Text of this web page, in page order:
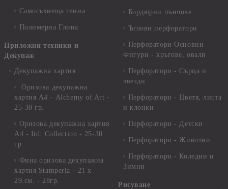
Самосъхнеща глина
Полимерна Глина
Приложни техники и
Декупаж
Декупажна хартия
Оризова декупажна
хартия А4 - Alchemy of Art -
25-30 гр.
Оризова декупажна хартия
А4 - Itd. Collection - 25-30
гр.
Фина оризова декупажна
хартия Stamperia - 21 х
29.см. - 28гр.
Бордюрни пънчове
Ъглови перфоратори
Перфоратори Основни
Фигури - кръгове, овали
Перфоратори - Сърца и
звезди
Перфоратори - Цветя, листа
и клонки
Перфоратори - Детски
Перфоратори - Животни
Перфоратори - Коледни и
Зимни
Рисуване